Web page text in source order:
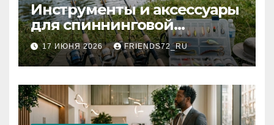
Инструменты и аксессуары
для спиннинговой
рыбалки: назначение и
типы
17 ИЮНЯ 2026 FRIENDS72_RU